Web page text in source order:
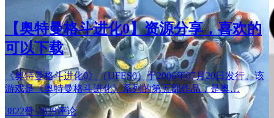
【奥特曼格斗进化0】资源分享，喜欢的
可以下载
《奥特曼格斗进化0》（UFES0）于2006年07月20日发行。该
游戏是《奥特曼格斗进化》系列的第五部作品，是奥…
3822赞·2839评论